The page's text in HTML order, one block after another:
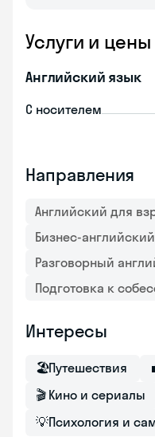
Услуги и цены
Английский язык
С носителем
Направления
Английский для
Бизнес-английский
Разговорный
Подготовка к
Интересы
🏖Путешествия
🎬 Кино и сериалы
💡Психология и